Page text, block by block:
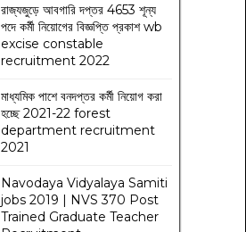
রাজ্যজুড়ে আবগারি দপ্তর 4653 শূন্য
পদে কর্মী নিয়োগের বিজ্ঞপ্তি প্রকাশ wb
excise constable
recruitment 2022
মাধ্যমিক পাশে বনদপ্তর কর্মী নিয়োগ করা
হচ্ছে 2021-22 forest
department recruitment
2021
Navodaya Vidyalaya Samiti
jobs 2019 | NVS 370 Post
Trained Graduate Teacher